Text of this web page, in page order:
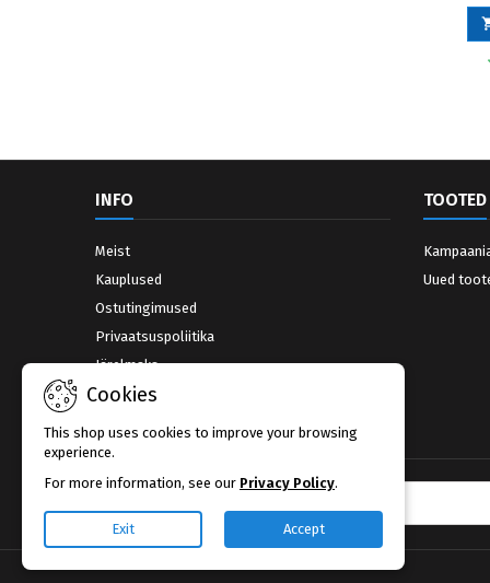
INFO
Meist
Kauplused
Ostutingimused
Privaatsuspoliitika
Järelmaks
Võta ühendust
TOOTED
Uued
Cookies
This shop uses cookies to improve your browsing
experience.
For more information, see our Privacy Policy.
Exit Accept